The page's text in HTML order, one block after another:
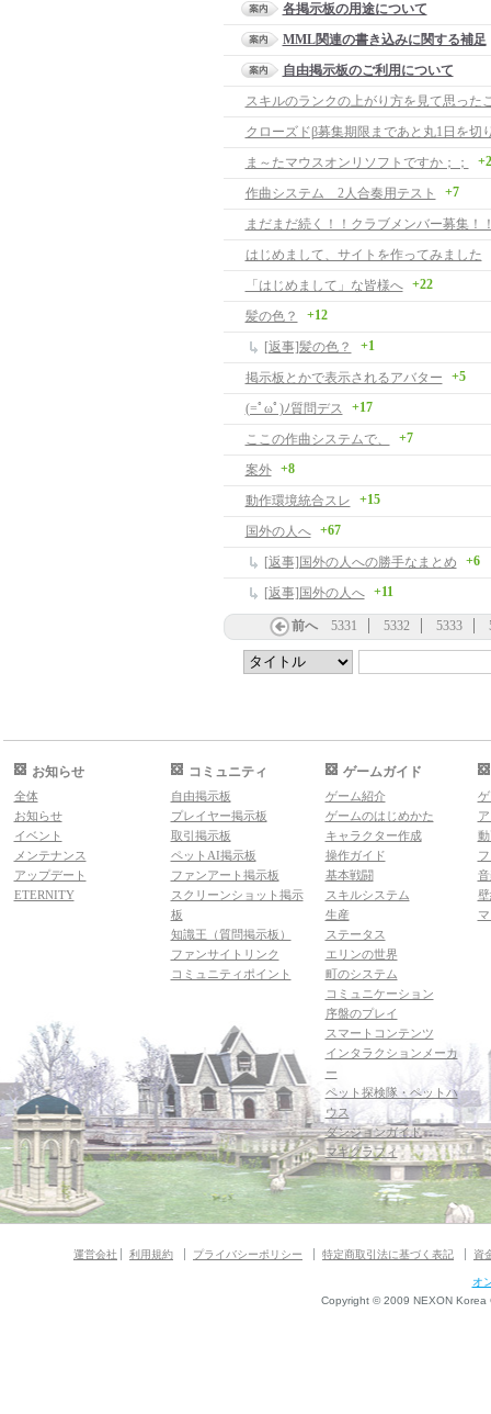
各掲示板の用途について
MML関連の書き込みに関する補足
自由掲示板のご利用について
クローズドβ募集期限まであと丸1日を切
ま～たマウスオンリソフトですか；；
作曲システム 2人合奏用テスト +7
まだまだ続く！！クラブメンバー募集！
はじめまして、サイトを作ってみました
「はじめまして」な皆様へ +22
髪の色？ +12
[返事]髪の色？ +1
掲示板とかで表示されるアバター +5
(=ﾟωﾟ)ﾉ質問デス +17
ここの作曲システムで、 +7
案外 +8
動作環境統合スレ +15
国外の人へ +67
[返事]国外の人への勝手なまとめ +6
[返事]国外の人へ +11
前へ 5331 5332 5333
お知らせ
全体
お知らせ
イベント
メンテナンス
アップデート
ETERNITY
コミュニティ
自由掲示板
プレイヤー掲示板
取引掲示板
ペットAI掲示板
ファンアート掲示板
スクリーンショット掲示
板
知識王（質問掲示板）
ファンサイトリンク
コミュニティポイント
ゲームガイド
ゲーム紹介
ゲームのはじめかた
キャラクター作成
操作ガイド
基本戦闘
スキルシステム
生産
ステータス
エリンの世界
町のシステム
コミュニケーション
序盤のプレイ
スマートコンテンツ
インタラクションメーカ
ー
ペット探検隊・ペットハ
ウス
ダンジョンガイド
マギグラフィ
運営会社 利用規約 プライバシーポリシー 特定商取引法に基づく表記 資
オ
Copyright © 2009 NEXON Korea